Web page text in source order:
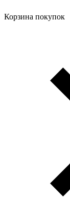
Корзина покупок